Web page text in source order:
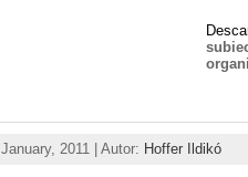
January, 2011 | Autor: Hoffer Ildikó